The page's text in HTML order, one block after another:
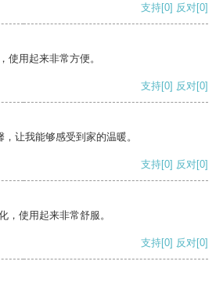
支持[0] 反对[0]
使用起来非常方便。
支持[0] 反对[0]
让我能够感受到家的温暖。
支持[0] 反对[0]
，使用起来非常舒服。
支持[0] 反对[0]